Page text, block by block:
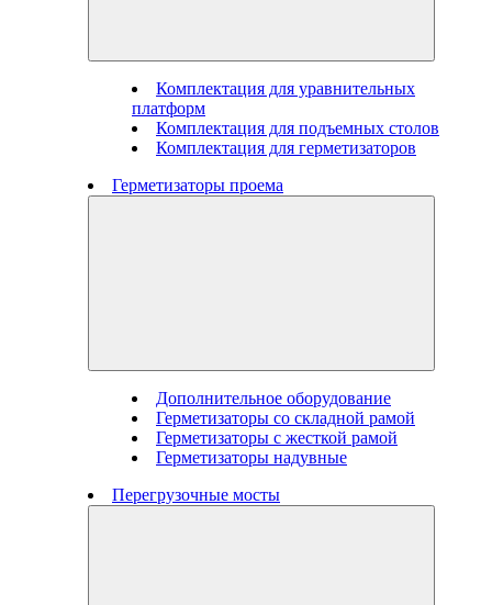
Комплектация для уравнительных
платформ
Комплектация для подъемных столов
Комплектация для герметизаторов
Герметизаторы проема
Дополнительное оборудование
Герметизаторы со складной рамой
Герметизаторы с жесткой рамой
Герметизаторы надувные
Перегрузочные мосты